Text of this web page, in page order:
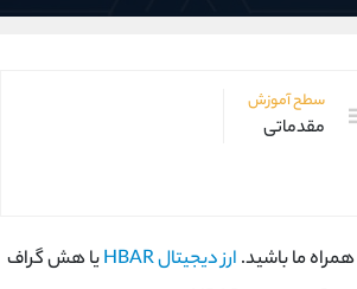
سطح آموزش
مقدماتی
همراه ما باشید. ارز دیجیتال HBAR
یا هش گراف